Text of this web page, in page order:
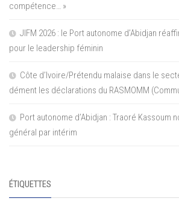
compétence… »
JIFM 2026 : le Port autonome d’Abidjan
pour le leadership féminin
Côte d’Ivoire/Prétendu malaise dans le
dément les déclarations du RASMOMM
Port autonome d’Abidjan : Traoré Kassoum
général par intérim
ÉTIQUETTES